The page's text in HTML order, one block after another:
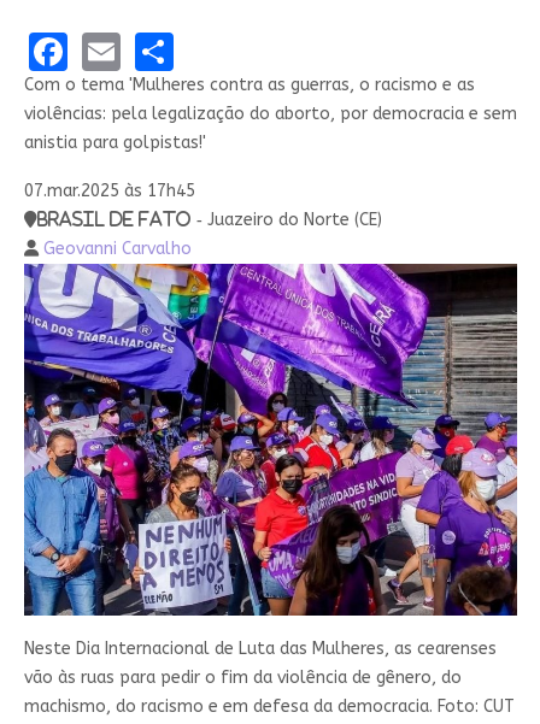
Facebook
EmailShare
Com o tema 'Mulheres contra as guerras, o racismo e as
violências: pela legalização do aborto, por democracia e sem
anistia para golpistas!'
07.mar.2025 às 17h45
Brasil de Fato -Juazeiro do Norte (CE)
Geovanni Carvalho
Neste Dia Internacional de Luta das Mulheres, as cearenses
vão às ruas para pedir o fim da violência de gênero, do
machismo, do racismo e em defesa da democracia. Foto: CUT